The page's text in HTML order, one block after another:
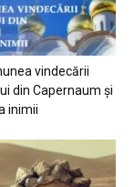
vindecării
din Capernaum și
inimii